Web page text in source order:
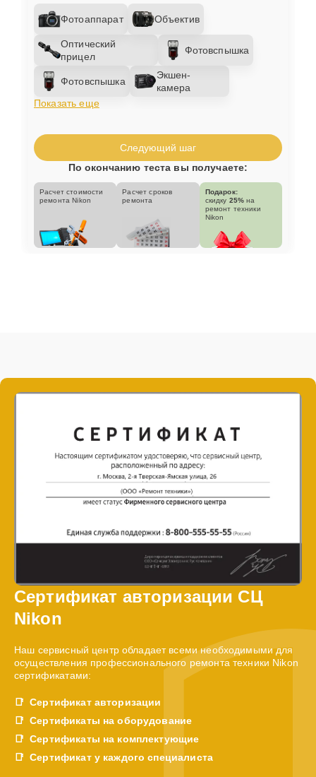
Фотоаппарат Объектив
Оптический
прицел
Фотовспышка
Фотовспышка
Экшен-
камера
Показать еще
Следующий шаг
По окончанию теста вы получаете:
Расчет стоимости
ремонта Nikon
Расчет сроков
ремонта
Подарок:
скидку 25% на
ремонт техники
Nikon
Сертификат авторизации СЦ
Nikon
Наш сервисный центр обладает всеми необходимыми для
осуществления профессионального ремонта техники Nikon
сертификатами:
Сертификат авторизации
Сертификаты на оборудование
Сертификаты на комплектующие
Сертификат у каждого специалиста